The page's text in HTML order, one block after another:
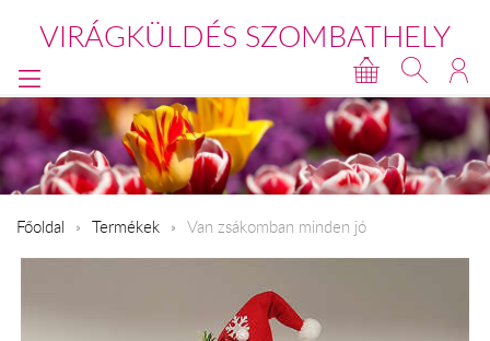
VIRÁGKÜLDÉS SZOMBATHELY
Főoldal Termékek Van zsákomban minden jó